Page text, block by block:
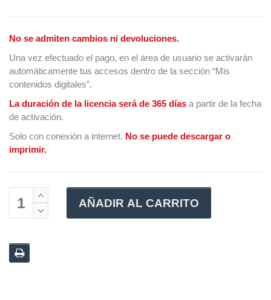
No se admiten cambios ni devoluciones.
Una vez efectuado el pago, en el área de usuario se activarán
automáticamente tus accesos dentro de la sección “Mis
contenidos digitales”.
La duración de la licencia será de 365 días a partir de la fecha
de activación.
Solo con conexión a internet. No se puede descargar o
imprimir.
AÑADIR AL CARRITO